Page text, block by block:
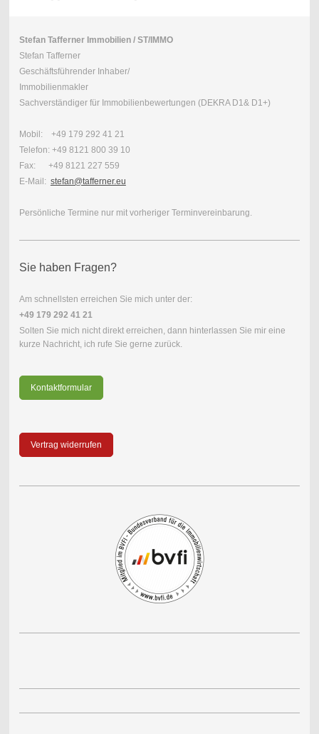
Stefan Tafferner Immobilien / ST/IMMO
Stefan Tafferner
Geschäftsführender Inhaber/
Immobilienmakler
Sachverständiger für Immobilienbewertungen (DEKRA D1& D1+)
Mobil: +49 179 292 41 21
Telefon: +49 8121 800 39 10
Fax: +49 8121 227 559
E-Mail: stefan@tafferner.eu
Persönliche Termine nur mit vorheriger Terminvereinbarung.
Sie haben Fragen?
Am schnellsten erreichen Sie mich unter der:
+49 179 292 41 21
Solten Sie mich nicht direkt erreichen, dann hinterlassen Sie mir eine
kurze Nachricht, ich rufe Sie gerne zurück.
Kontaktformular
Vertrag widerrufen